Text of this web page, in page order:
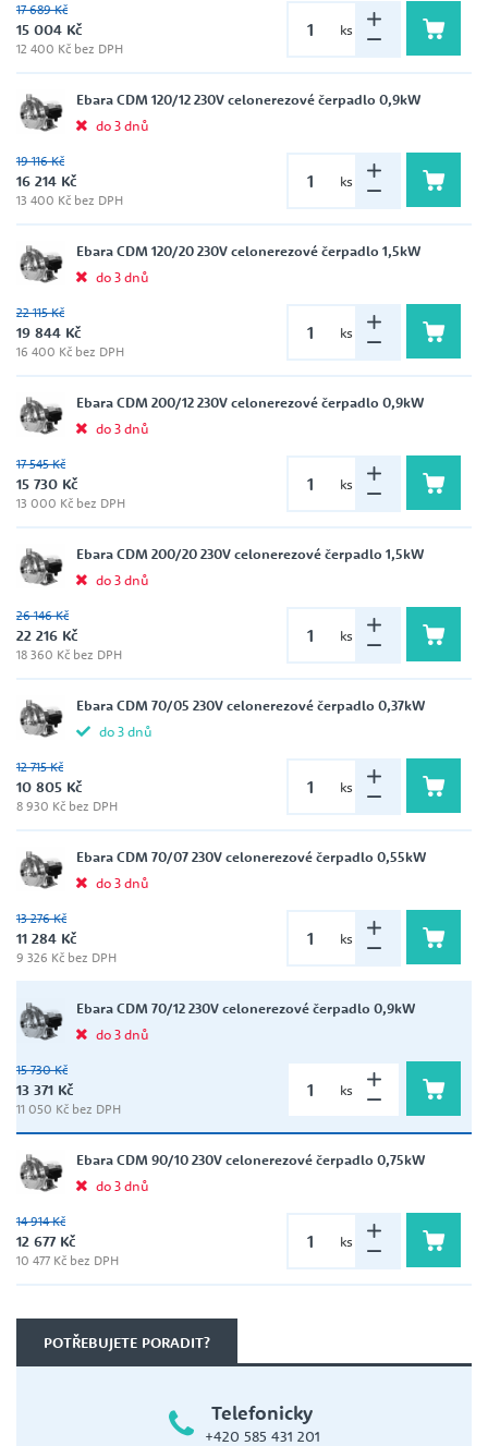
17 689 Kč
15 004 Kč
12 400 Kč bez DPH
ks
Ebara CDM 120/12 230V celonerezové čerpadlo 0,9kW
do 3 dnů
19 116 Kč
16 214 Kč
13 400 Kč bez DPH
ks
Ebara CDM 120/20 230V celonerezové čerpadlo 1,5kW
do 3 dnů
22 115 Kč
19 844 Kč
16 400 Kč bez DPH
ks
Ebara CDM 200/12 230V celonerezové čerpadlo 0,9kW
do 3 dnů
17 545 Kč
15 730 Kč
13 000 Kč bez DPH
ks
Ebara CDM 200/20 230V celonerezové čerpadlo 1,5kW
do 3 dnů
26 146 Kč
22 216 Kč
18 360 Kč bez DPH
ks
Ebara CDM 70/05 230V celonerezové čerpadlo 0,37kW
do 3 dnů
12 715 Kč
10 805 Kč
8 930 Kč bez DPH
ks
Ebara CDM 70/07 230V celonerezové čerpadlo 0,55kW
do 3 dnů
13 276 Kč
11 284 Kč
9 326 Kč bez DPH
ks
Ebara CDM 70/12 230V celonerezové čerpadlo 0,9kW
do 3 dnů
15 730 Kč
13 371 Kč
11 050 Kč bez DPH
ks
Ebara CDM 90/10 230V celonerezové čerpadlo 0,75kW
do 3 dnů
14 914 Kč
12 677 Kč
10 477 Kč bez DPH
ks
POTŘEBUJETE PORADIT?
Telefonicky
+420 585 431 201